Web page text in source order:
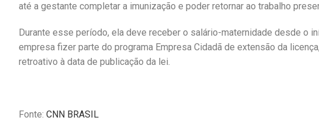
até a gestante completar a imunização e poder retornar ao trabalho
Durante esse período, ela deve receber o salário-maternidade desde o
empresa fizer parte do programa Empresa Cidadã de extensão da
retroativo à data de publicação da lei.
Fonte: CNN BRASIL